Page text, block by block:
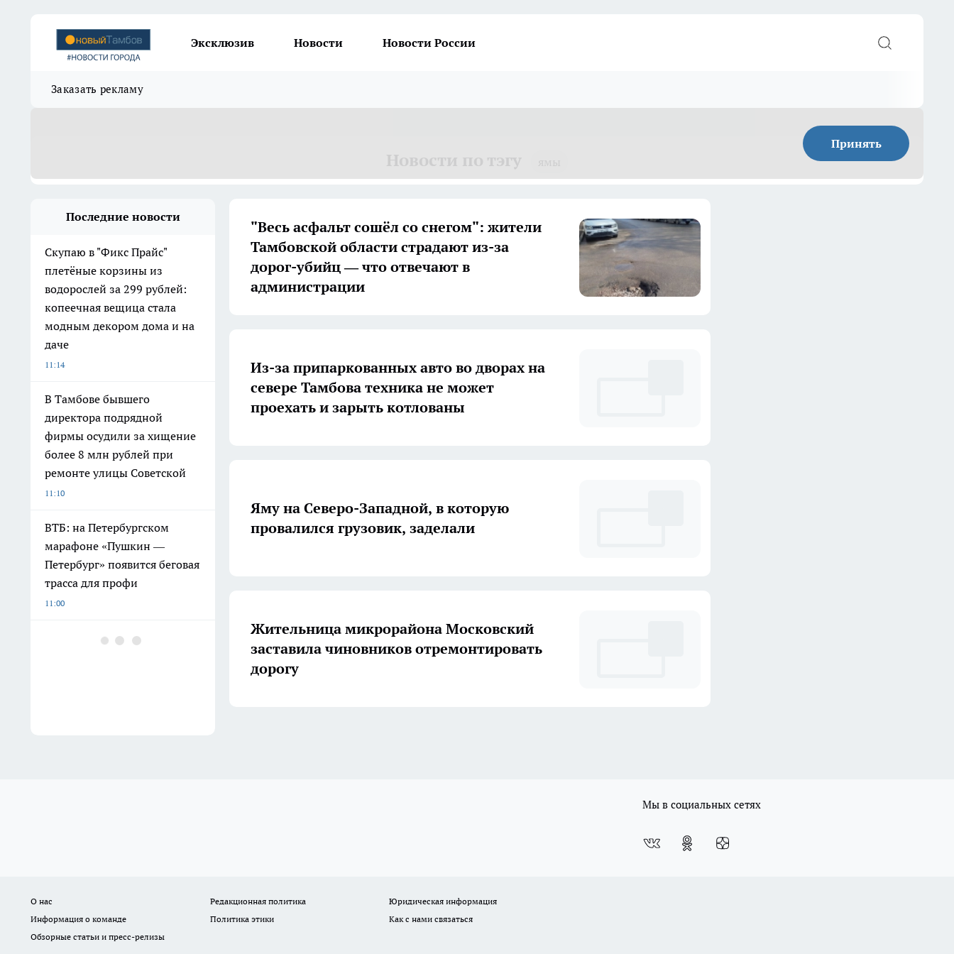
Эксклюзив Новости Новости России
Заказать рекламу
Принять
Последние новости
Скупаю в "Фикс Прайс"
плетёные корзины из
водорослей за 299 рублей:
копеечная вещица стала
модным декором дома и на
даче
11:14
В Тамбове бывшего
директора подрядной
фирмы осудили за хищение
более 8 млн рублей при
ремонте улицы Советской
11:10
ВТБ: на Петербургском
марафоне «Пушкин —
Петербург» появится беговая
трасса для профи
11:00
"Весь асфальт сошёл со снегом": жители
Тамбовской области страдают из-за
дорог-убийц — что отвечают в
администрации
Из-за припаркованных авто во дворах на
севере Тамбова техника не может
проехать и зарыть котлованы
Яму на Северо-Западной, в которую
провалился грузовик, заделали
Жительница микрорайона Московский
заставила чиновников отремонтировать
дорогу
Мы в социальных сетях
О нас Редакционная политика
Юридическая информация
Информация о команде
Политика этики
Как с нами связаться
Обзорные статьи и пресс-релизы